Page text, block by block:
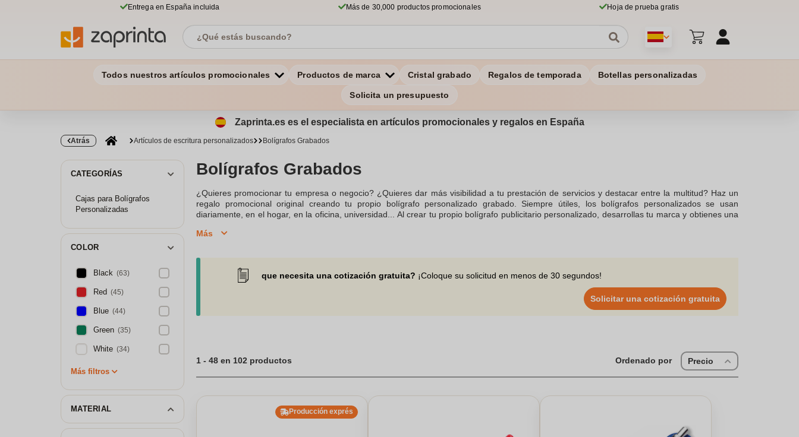
Entrega en España incluida Más de 30,000 productos promocionales Hoja de prueba gratis
Todos nuestros artículos promocionales Productos de marca Cristal grabado Regalos de temporada Botellas personalizadas
Solicita un presupuesto
Zaprinta.es es el especialista en artículos promocionales y regalos en España
Atrás Artículos de escritura personalizados Bolígrafos Grabados
CATEGORÍAS
Cajas para Bolígrafos
Personalizadas
COLOR
Black (63)
Red (45)
Blue (44)
Green (35)
White (34)
Más filtros
MATERIAL
Bolígrafos Grabados
¿Quieres promocionar tu empresa o negocio? ¿Quieres dar más visibilidad a tu prestación de servicios y destacar entre la multitud? Haz un
regalo promocional original creando tu propio bolígrafo personalizado grabado. Siempre útiles, los bolígrafos personalizados se usan
diariamente, en el hogar, en la oficina, universidad... Al crear tu propio bolígrafo publicitario personalizado, desarrollas tu marca y obtienes una
responder tus preguntas y ayudarte en todo momento. Contacta con nosotros por correo electrónico, por teléfono o mediante el chat.
Más
que necesita una cotización gratuita? ¡Coloque su solicitud en menos de 30 segundos!
Solicitar una cotización gratuita
1 - 48 en 102 productos Ordenado por Precio
Producción exprés